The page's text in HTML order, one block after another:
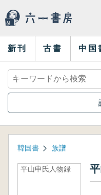
新刊 古書 中国
韓国書 族譜
平山申氏人物録